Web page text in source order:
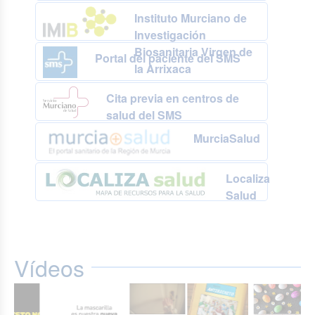
Instituto Murciano de
Investigación
Biosanitaria Virgen de
la Arrixaca
Portal del paciente del SMS
Cita previa en centros de
salud del SMS
MurciaSalud
Localiza
Salud
Vídeos